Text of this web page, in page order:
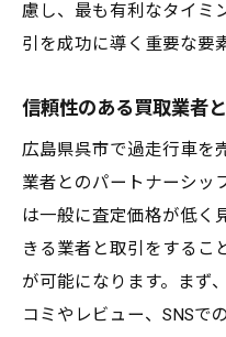
慮し、最も有利なタイミ
引を成功に導く重要な要
信頼性のある買取業者
広島県呉市で過走行車を
業者とのパートナーシッ
は一般に査定価格が低く
きる業者と取引をするこ
が可能になります。まず
コミやレビュー、SNSで